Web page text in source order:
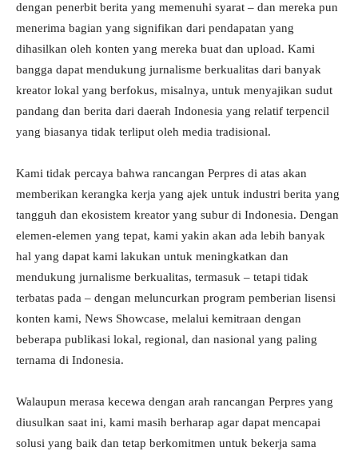
dengan penerbit berita yang memenuhi syarat – dan mereka pun
menerima bagian yang signifikan dari pendapatan yang
dihasilkan oleh konten yang mereka buat dan upload. Kami
bangga dapat mendukung jurnalisme berkualitas dari banyak
kreator lokal yang berfokus, misalnya, untuk menyajikan sudut
pandang dan berita dari daerah Indonesia yang relatif terpencil
yang biasanya tidak terliput oleh media tradisional.
Kami tidak percaya bahwa rancangan Perpres di atas akan
memberikan kerangka kerja yang ajek untuk industri berita yang
tangguh dan ekosistem kreator yang subur di Indonesia. Dengan
elemen-elemen yang tepat, kami yakin akan ada lebih banyak
hal yang dapat kami lakukan untuk meningkatkan dan
mendukung jurnalisme berkualitas, termasuk – tetapi tidak
terbatas pada – dengan meluncurkan program pemberian lisensi
konten kami, News Showcase, melalui kemitraan dengan
beberapa publikasi lokal, regional, dan nasional yang paling
ternama di Indonesia.
Walaupun merasa kecewa dengan arah rancangan Perpres yang
diusulkan saat ini, kami masih berharap agar dapat mencapai
solusi yang baik dan tetap berkomitmen untuk bekerja sama